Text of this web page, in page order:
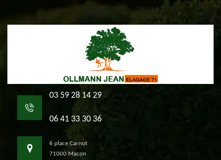
03 59 28 14 29
06 41 33 30 36
6 place Carnot
71000 Macon